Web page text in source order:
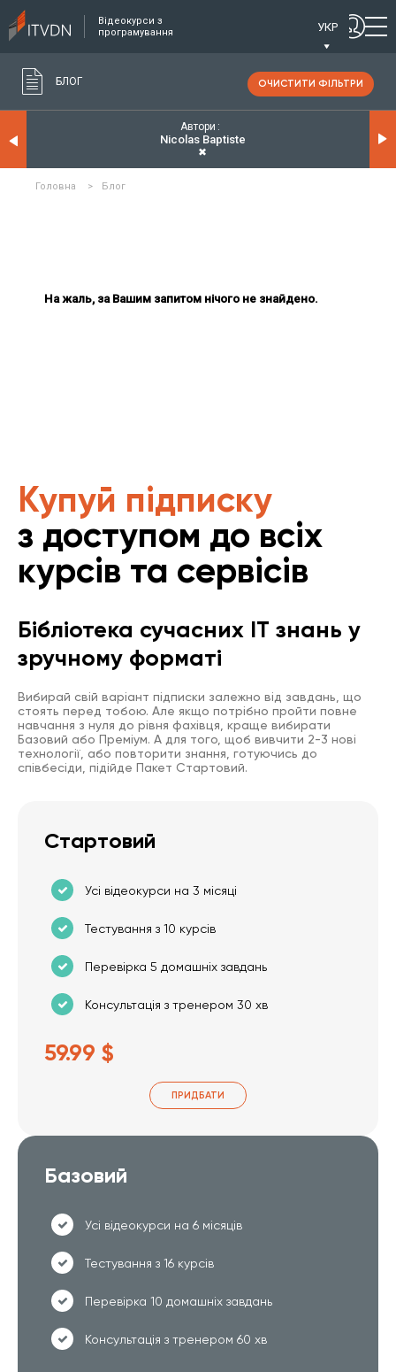
Відеокурси з
програмування
УКР
БЛОГ ОЧИСТИТИ ФІЛЬТРИ
Автори
Nicolas Baptiste
✖
Головна > Блог
На жаль, за Вашим запитом нічого не знайдено.
Купуй підписку
з доступом до всіх
курсів та сервісів
Бібліотека сучасних IT знань у
зручному форматі
Вибирай свій варіант підписки залежно від завдань, що
стоять перед тобою. Але якщо потрібно пройти повне
навчання з нуля до рівня фахівця, краще вибирати
Базовий або Преміум. А для того, щоб вивчити 2-3 нові
технології, або повторити знання, готуючись до
співбесіди, підійде Пакет Стартовий.
Стартовий
Усі відеокурси на 3 місяці
Тестування з 10 курсів
Перевірка 5 домашніх завдань
Консультація з тренером 30 хв
59.99 $
ПРИДБАТИ
Базовий
Усі відеокурси на 6 місяців
Тестування з 16 курсів
Перевірка 10 домашніх завдань
Консультація з тренером 60 хв